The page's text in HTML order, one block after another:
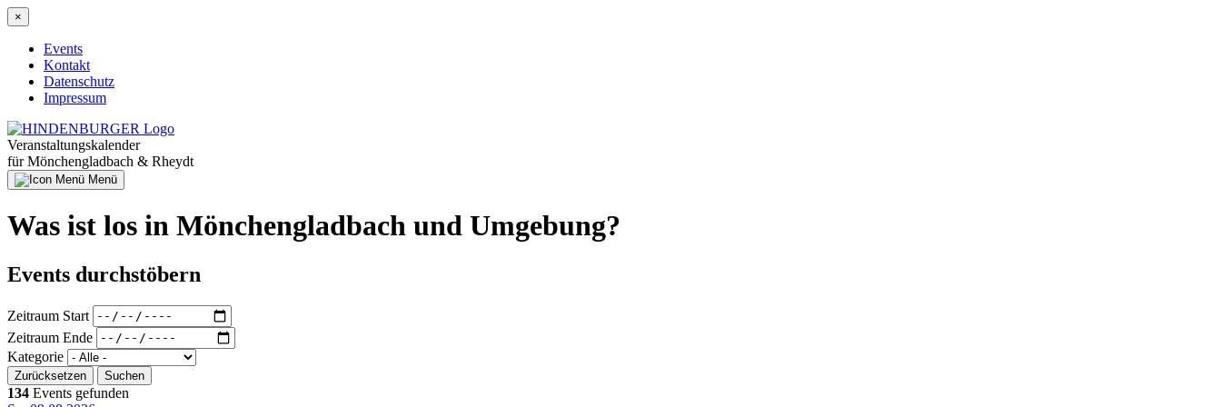
Direkt
zum
Inhalt
×
Hauptnavigation
Events
Kontakt
Datenschutz
Impressum
Veranstaltungskalender
für Mönchengladbach & Rheydt
Menü
Was ist los in Mönchengladbach und Umgebung?
Events durchstöbern
Zeitraum Start
Zeitraum Ende
Kategorie
134 Events gefunden